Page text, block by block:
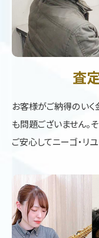
査
お客様がご納得のい
も問題ございません。
ご安心してニーゴ・リ